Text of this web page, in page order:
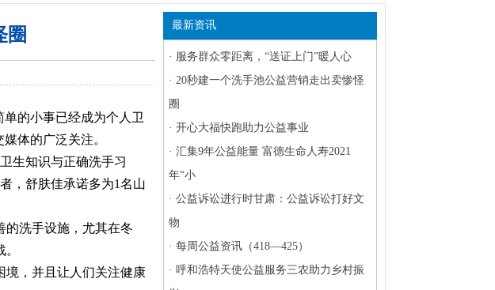
圈
的小事已经成为个人卫
体的广泛关注。
生知识与正确洗手习
，舒肤佳承诺多为1名山
洗手设施，尤其在冬
，并且让人们关注健康
最新资讯
· 服务群众零距离，“送证上门”暖人心
· 20秒建一个洗手池公益营销走出卖惨怪
圈
· 开心大福快跑助力公益事业
· 汇集9年公益能量 富德生命人寿2021
年“小
· 公益诉讼进行时甘肃：公益诉讼打好文
物
· 每周公益资讯（418—425）
· 呼和浩特天使公益服务三农助力乡村振